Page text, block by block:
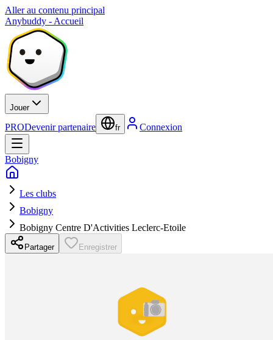
Aller au contenu principal
Anybuddy - Accueil
Jouer
PRODevenir partenaire fr Connexion
Bobigny
Les clubs
Bobigny
Bobigny Centre D'Activities Leclerc-Etoile
Partager Enregistrer